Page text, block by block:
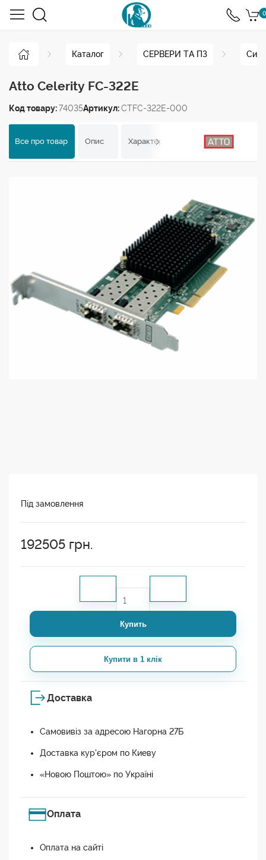
0
Каталог СЕРВЕРИ ТА ПЗ
Atto Celerity FC-322E
Код товару:74035Артикул:CTFC-322E-000
Все про товар Опис Характеристики Відгуки
Під замовлення
192505 грн.
Купить
Купити в 1 клік
Доставка
Самовивіз за адресою Нагорна 27Б
Доставка кур'єром по Киеву
«Новою Поштою» по Україні
Оплата
Оплата на сайті